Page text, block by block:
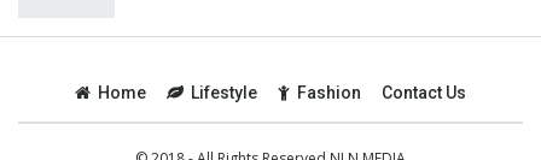
Home Lifestyle Fashion Contact Us